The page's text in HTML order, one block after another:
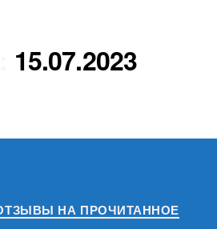
15.07.2023
Рубрики
НА ПРОЧИТАННОЕ